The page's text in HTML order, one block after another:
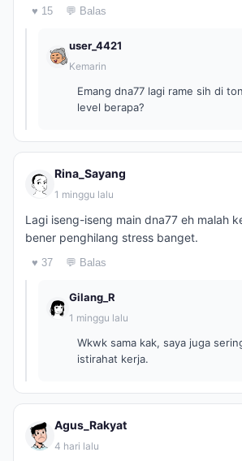
♥ 15 💬 Balas
user_4421
Kemarin
Emang dna77 lagi rame sih di
level berapa?
Rina_Sayang
1 minggu lalu
Lagi iseng-iseng main dna77 eh malah
bener penghilang stress banget.
♥ 37 💬 Balas
Gilang_R
1 minggu lalu
Wkwk sama kak, saya juga
istirahat kerja.
Agus_Rakyat
4 hari lalu